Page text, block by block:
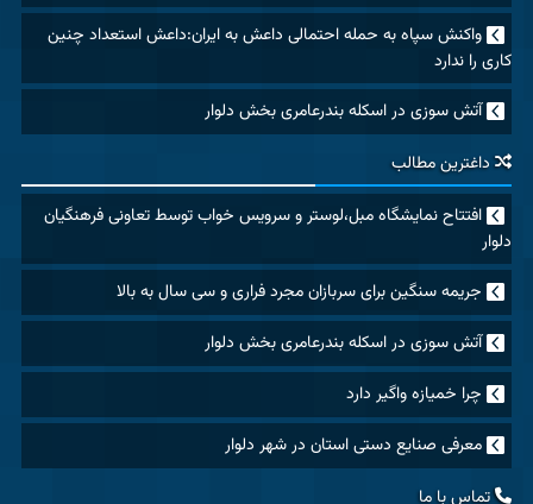
واکنش سپاه به حمله احتمالی داعش به ایران:داعش استعداد چنین
کاری را ندارد
آتش سوزی در اسکله بندرعامری بخش دلوار
داغترین مطالب
افتتاح نمایشگاه مبل،لوستر و سرویس خواب توسط تعاونی فرهنگیان
دلوار
جریمه سنگین برای سربازان مجرد فراری و سی سال به بالا
آتش سوزی در اسکله بندرعامری بخش دلوار
چرا خمیازه واگیر دارد
معرفی صنایع دستی استان در شهر دلوار
تماس با ما